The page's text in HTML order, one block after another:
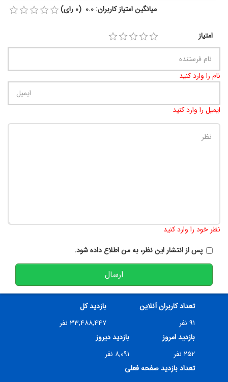
میانگین امتیاز کاربران: 0.0 (0 رای)
امتیاز
نام را وارد کنید
ایمیل را وارد کنید
نظر خود را وارد کنید
پس از انتشار این نظر، به من اطلاع داده شود.
ارسال
تعداد کاربران آنلاین
۹۱ نفر
بازدید کل
۳۳,۴۸۸,۴۴۷ نفر
بازدید امروز
۲۵۲ نفر
بازدید دیروز
۸,۰۹۱ نفر
تعداد بازدید صفحه فعلی